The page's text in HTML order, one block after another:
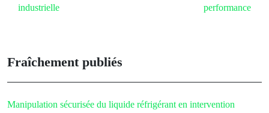
industrielle
performance
Fraîchement publiés
Manipulation sécurisée du liquide réfrigérant en intervention